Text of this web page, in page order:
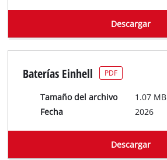
Descargar
Baterías Einhell PDF
Tamaño del archivo
1.07 MB
Fecha
2026
Descargar